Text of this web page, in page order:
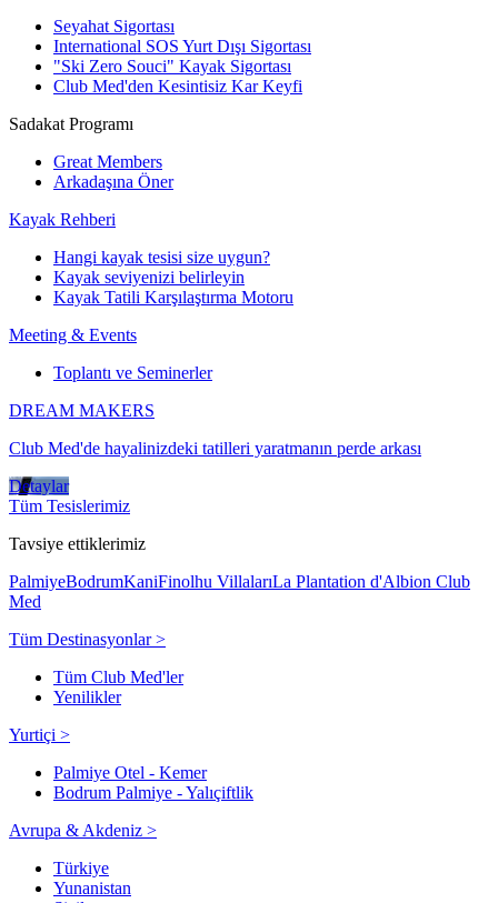
Seyahat Sigortası
International SOS Yurt Dışı Sigortası
"Ski Zero Souci" Kayak Sigortası
Club Med'den Kesintisiz Kar Keyfi
Sadakat Programı
Great Members
Arkadaşına Öner
Kayak Rehberi
Hangi kayak tesisi size uygun?
Kayak seviyenizi belirleyin
Kayak Tatili Karşılaştırma Motoru
Meeting & Events
Toplantı ve Seminerler
DREAM MAKERS
Club Med'de hayalinizdeki tatilleri yaratmanın perde arkası
Detaylar
Tüm Tesislerimiz
Tavsiye ettiklerimiz
PalmiyeBodrumKaniFinolhu VillalarıLa Plantation d'Albion Club
Med
Tüm Destinasyonlar >
Tüm Club Med'ler
Yenilikler
Yurtiçi >
Palmiye Otel - Kemer
Bodrum Palmiye - Yalıçiftlik
Avrupa & Akdeniz >
Türkiye
Yunanistan